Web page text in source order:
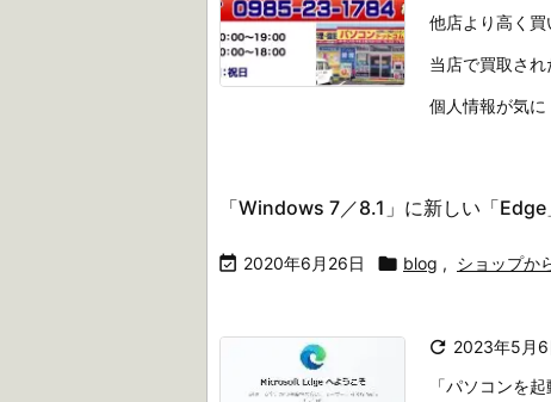
他店より高く
当店で買取さ
個人情報が気に
「Windows 7／8.1」に新しい「Edge
 2020年6月26日  blog , ショップか
 2023年5月6
「パソコンを